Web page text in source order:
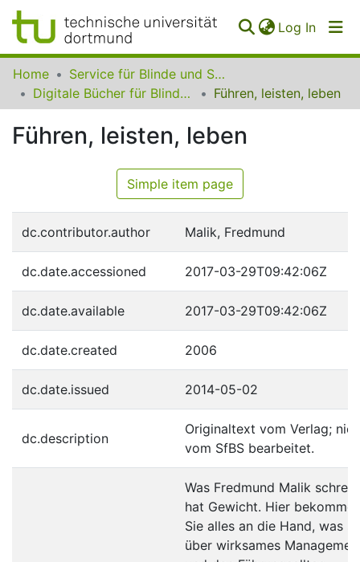
Log In
Communities
Collections
All of SfBS
Home
Service für Blinde und Sehbehinderte der UB Dortmund
Digitale Bücher für Blinde und Sehbehinderte
Führen, leisten, leben
Führen, leisten, leben
Simple item page
dc.contributor.author Malik, Fredmund
dc.date.accessioned 2017-03-29T09:42:06Z
dc.date.available 2017-03-29T09:42:06Z
dc.date.created 2006
dc.date.issued 2014-05-02
dc.description
Originaltext vom Verlag;
vom SfBS bearbeitet.
Was Fredmund Malik
hat Gewicht. Hier
Sie alles an die Hand, was
über wirksames